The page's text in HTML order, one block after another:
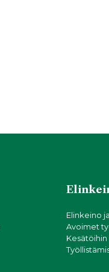
Elinkeino
Avoimet
Kesätöihin